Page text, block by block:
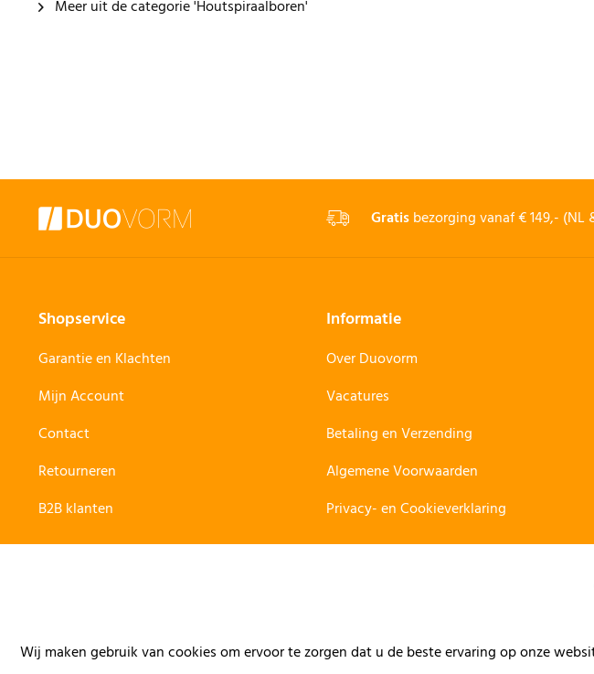
Meer uit de categorie 'Houtspiraalboren'
Gratisbezorging vanaf € 149,- (NL
Shopservice
Garantie en Klachten
Mijn Account
Contact
Retourneren
B2B klanten
Informatie
Over Duovorm
Vacatures
Betaling en Verzending
Algemene Voorwaarden
Privacy- en Cookieverklaring
Wij maken gebruik van cookies om ervoor te zorgen dat u de beste ervaring op onze